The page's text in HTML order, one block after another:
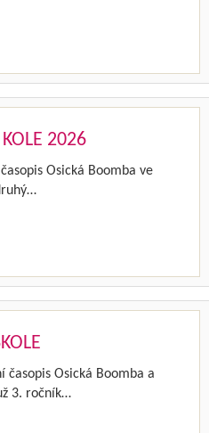
KOLE 2026
Osická Boomba ve
časopis Osická Boomba a
3. ročník…